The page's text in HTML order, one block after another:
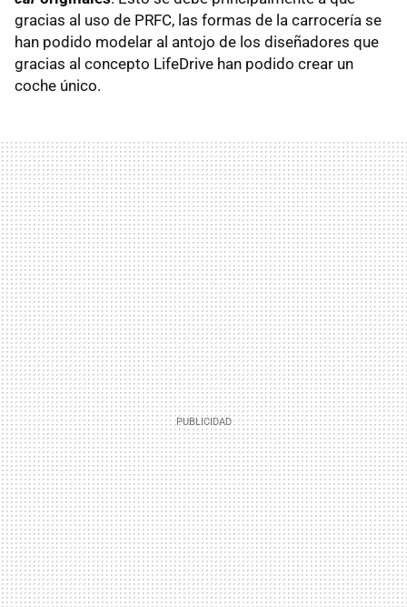
gracias al uso de PRFC, las formas de la carrocería se
han podido modelar al antojo de los diseñadores que
gracias al concepto LifeDrive han podido crear un
coche único.